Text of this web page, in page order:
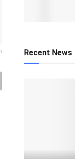
Recent News